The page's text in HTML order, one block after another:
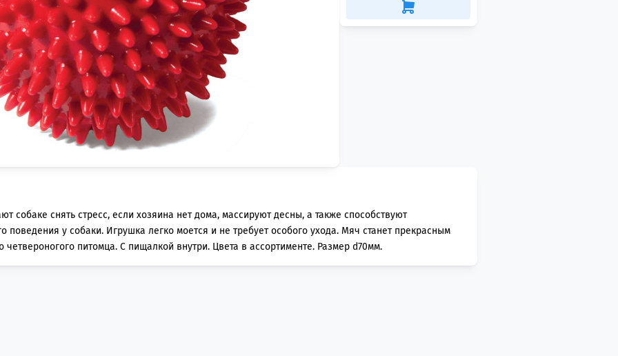
собаке снять стресс, если хозяина нет дома, массируют десны, а также способствуют
у собаки. Игрушка легко моется и не требует особого ухода. Мяч станет прекрасным
четвероногого питомца. С пищалкой внутри. Цвета в ассортименте. Размер d70мм.